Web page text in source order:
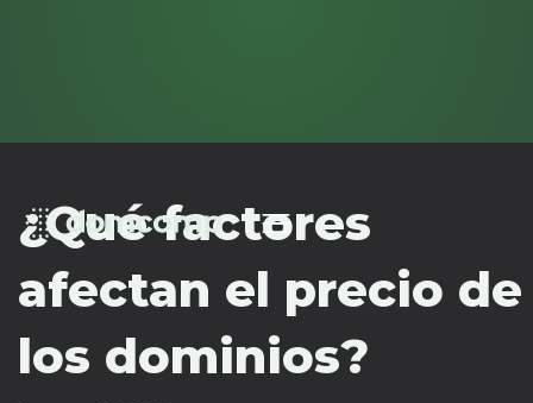
¿Qué factores
afectan el precio de
los dominios?